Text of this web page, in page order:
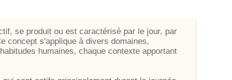
se produit ou est caractérisé par le jour, par
concept s'applique à divers domaines,
humaines, chaque contexte apportant